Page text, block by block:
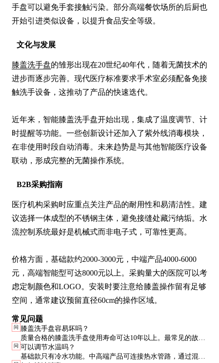
手盘可以避免手套接触污染。部分高端餐饮场所的后厨也
开始引进类似设备，以提升食品安全等级。
文化与发展
膝盖洗手盘的雏形出现在20世纪40年代，随着无菌技术的
进步而逐步完善。现代医疗标准要求手术室必须配备免接
触洗手设备，这推动了产品的快速迭代。
近年来，智能膝盖洗手盘开始出现，集成了温度调节、计
时提醒等功能。一些创新设计还加入了紫外线消毒模块，
在非使用时段自动消毒。未来趋势是与其他智能医疗设备
联动，形成完整的无菌操作系统。
B2B采购指南
医疗机构采购时应重点关注产品的耐用性和易清洁性。建
议选择一体成型的不锈钢主体，避免接缝处藏污纳垢。水
流控制系统最好是机械式而非电子式，可靠性更高。
价格方面，基础款约2000-3000元，中端产品4000-6000
元，高端智能型可达8000元以上。采购量大的医院可以考
虑定制颜色和LOGO。安装时要注意给膝盖操作留有足够
空间，通常建议预留直径60cm的操作区域。
常见问题
问 膝盖洗手盘容易坏吗？
质量合格的膝盖洗手盘使用寿命可达10年以上。最常见的故障
是触碰机构失灵，通常是因为长期使用导致弹簧疲劳，更换配
件即可修复。
问 可以调节水温吗？
基础款只有冷水功能。中高端产品可连接热水管路，通过混水